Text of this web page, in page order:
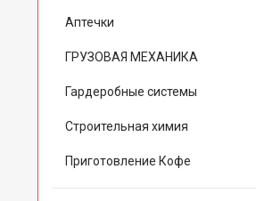
Аптечки
ГРУЗОВАЯ МЕХАНИКА
Гардеробные системы
Строительная химия
Приготовление Кофе